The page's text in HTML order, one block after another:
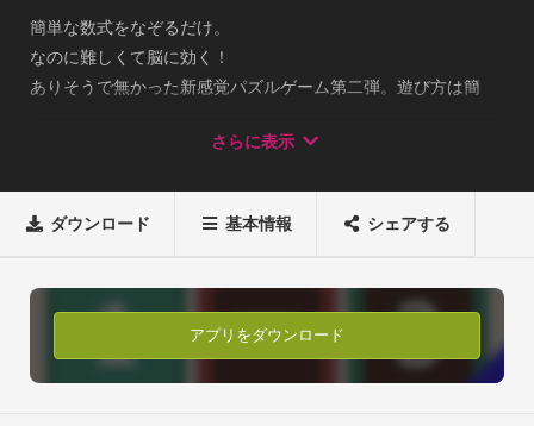
簡単な数式をなぞるだけ。
なのに難しくて脳に効く！
ありそうで無かった新感覚パズルゲーム第二弾。遊び方は簡
なぞって数式を作りパネルを消していく。
配置が変わるので、数式をなぞる順番も考慮する必要がありま
数式が成立するように上手く消していかなければなりません。
この落ちるというのが前作との違いです。
パネルがどう落ちるか想像して、なぞる数式を決めて次の局面
を迎える。
さらに表示
ダウンロード 基本情報 シェアする
アプリをダウンロード